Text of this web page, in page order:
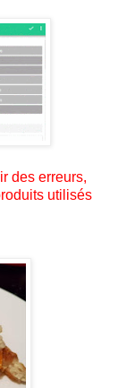
des erreurs,
utilisés